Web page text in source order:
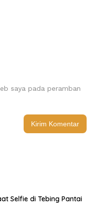
saya pada peramban
Selfie di Tebing Pantai